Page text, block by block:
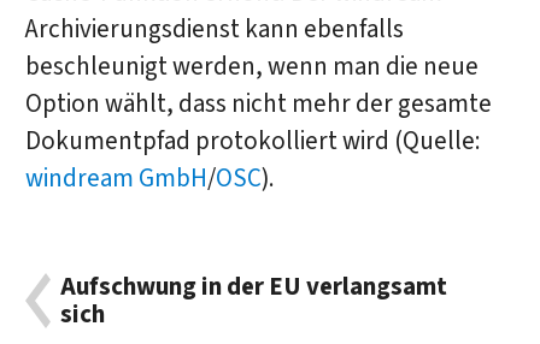
Archivierungsdienst kann ebenfalls
beschleunigt werden, wenn man die neue
Option wählt, dass nicht mehr der gesamte
Dokumentpfad protokolliert wird (Quelle:
windream GmbH/OSC).
Aufschwung in der EU verlangsamt
sich